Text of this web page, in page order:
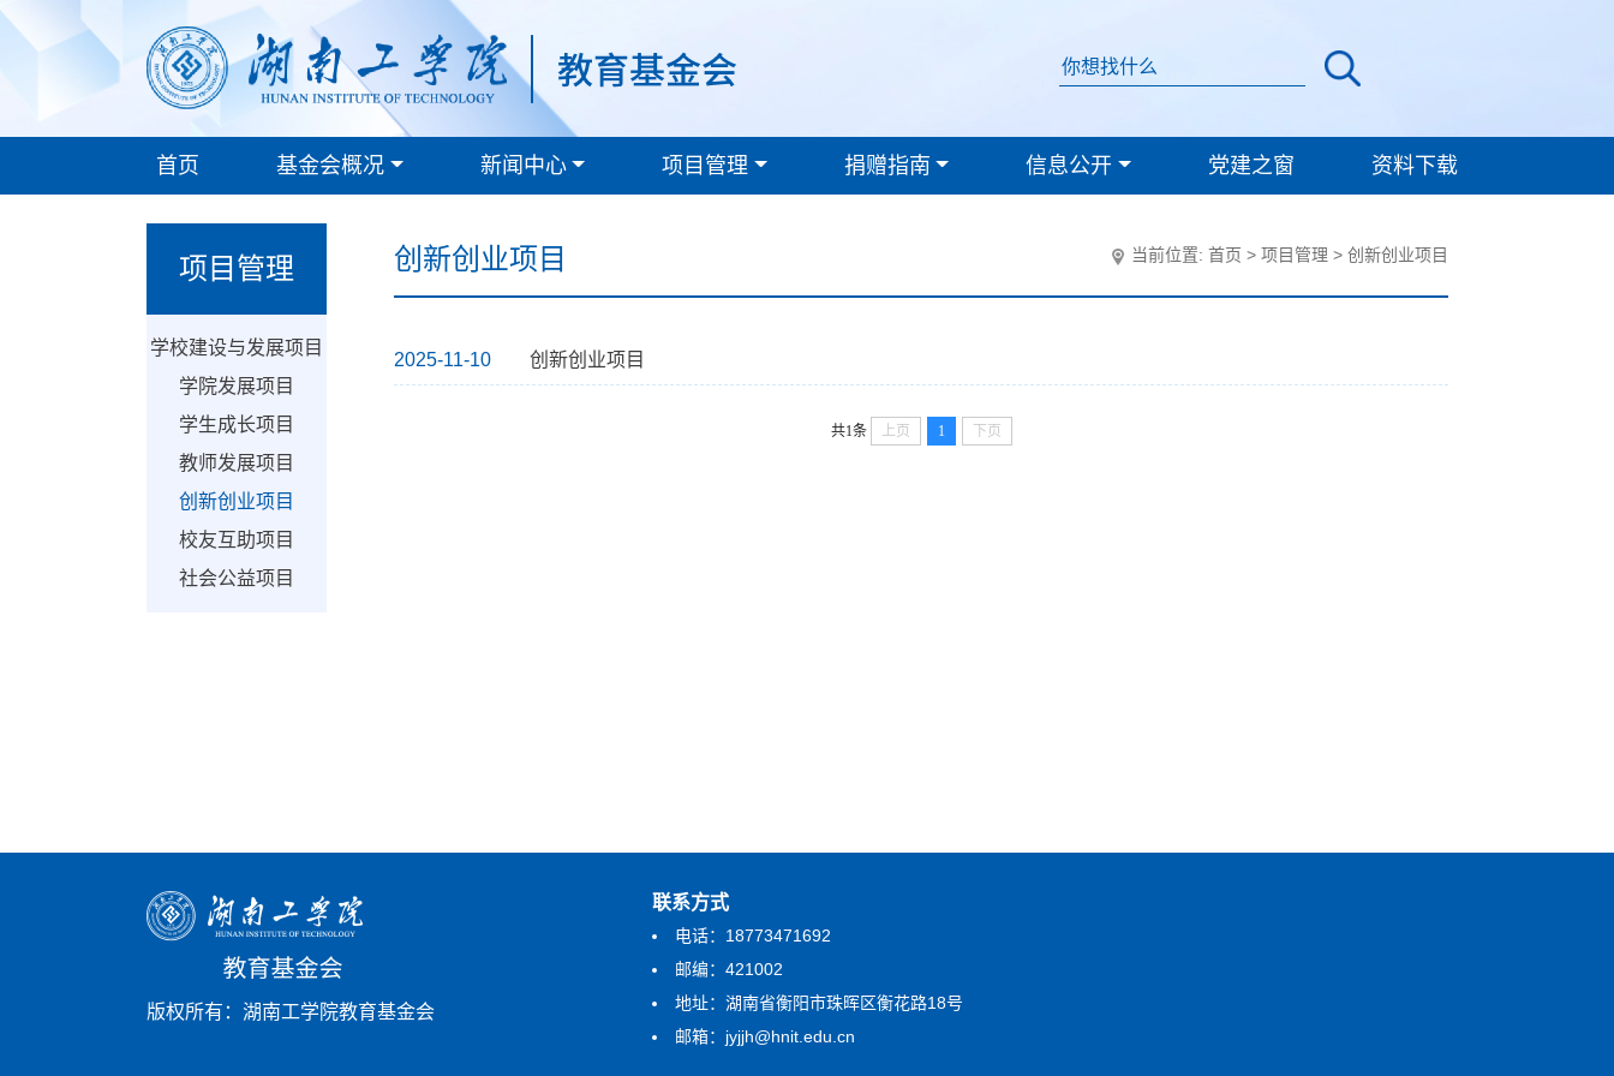
首页 基金会概况 新闻中心 项目管理 捐赠指南 信息公开 党建之窗 资料下载
项目管理
学校建设与发展项目
学院发展项目
学生成长项目
教师发展项目
创新创业项目
校友互助项目
社会公益项目
创新创业项目 当前位置: 首页 > 项目管理 > 创新创业项目
2025-11-10 创新创业项目
共1条 上页 1 下页
版权所有：湖南工学院教育基金会
联系方式
电话：18773471692
邮编：421002
地址：湖南省衡阳市珠晖区衡花路18号
邮箱：jyjjh@hnit.edu.cn